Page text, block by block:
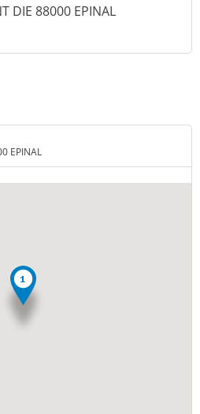
DIE 88000 EPINAL
EPINAL